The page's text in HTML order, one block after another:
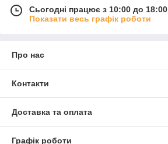
Сьогодні працює з 10:00 до 18:00
Показати весь графік роботи
Про нас
Контакти
Доставка та оплата
Графік роботи